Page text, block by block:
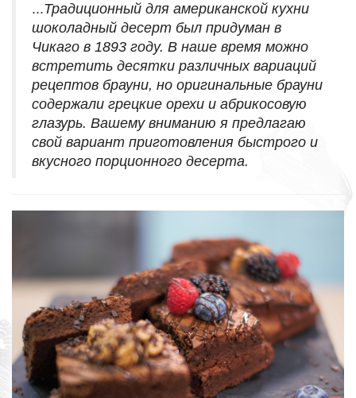
...Традиционный для американской кухни
шоколадный десерт был придуман в
Чикаго в 1893 году. В наше время можно
встретить десятки различных вариаций
рецептов брауни, но оригинальные брауни
содержали грецкие орехи и абрикосовую
глазурь. Вашему вниманию я предлагаю
свой вариант приготовления быстрого и
вкусного порционного десерта.